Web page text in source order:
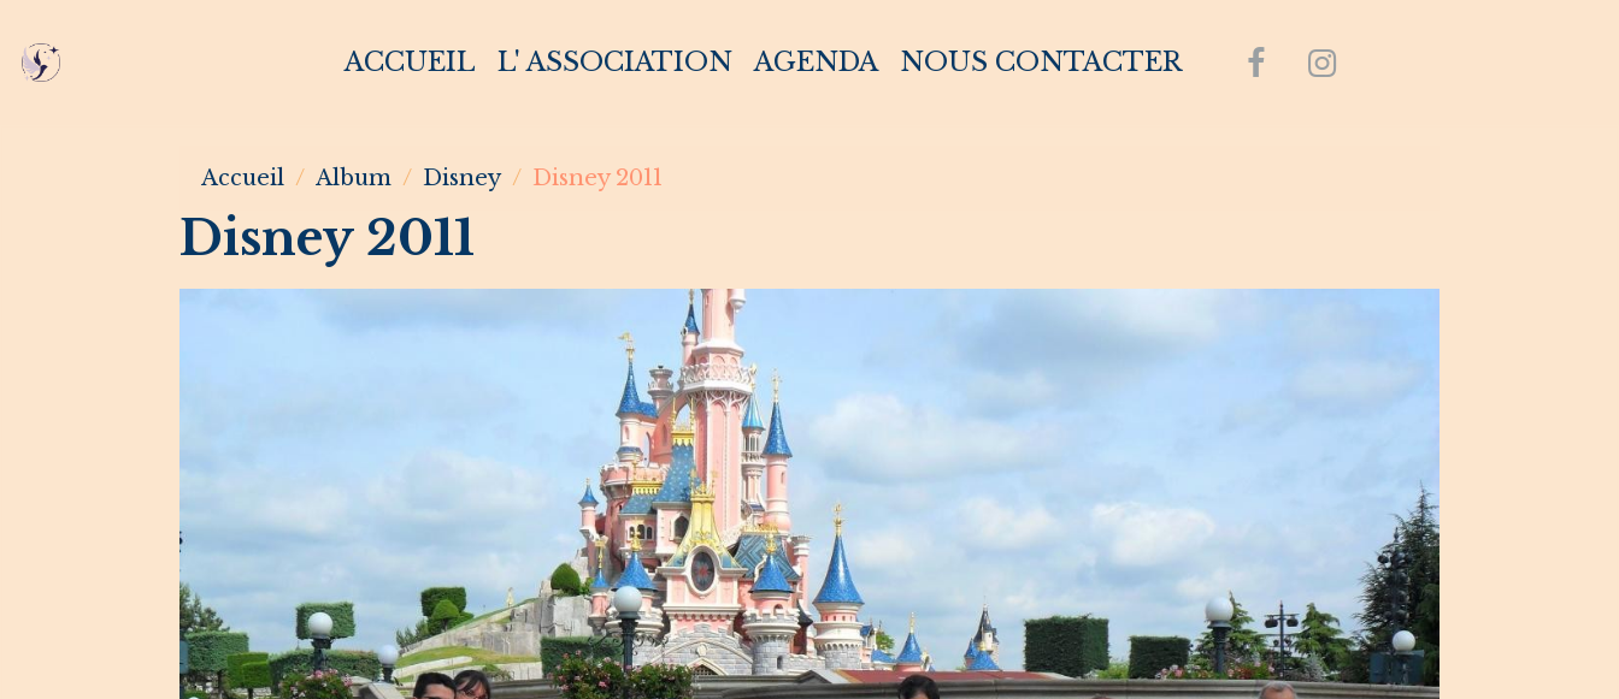
ACCUEIL L' ASSOCIATION AGENDA NOUS CONTACTER
Accueil Album Disney Disney 2011
Disney 2011